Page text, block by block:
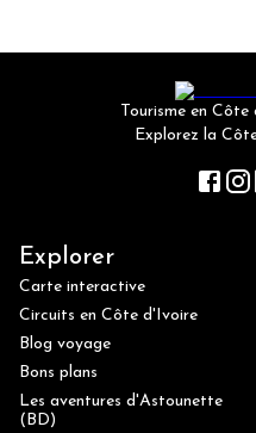
Tourisme en Côte
Explorez la
Explorer
Carte interactive
Circuits en Côte d'Ivoire
Blog voyage
Bons plans
Les aventures d'Astounette
(BD)